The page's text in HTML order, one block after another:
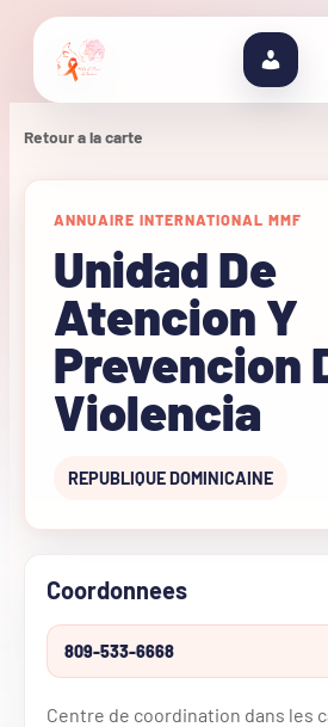
Retour a la carte
ANNUAIRE INTERNATIONAL MMF
Unidad De
Atencion Y
Prevencion
Violencia
REPUBLIQUE DOMINICAINE
Coordonnees
809-533-6668
Centre de coordination dans les